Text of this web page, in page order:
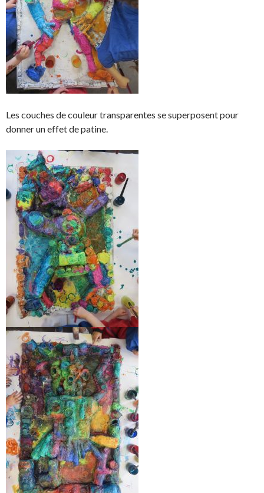
Les couches de couleur transparentes se superposent pour
donner un effet de patine.